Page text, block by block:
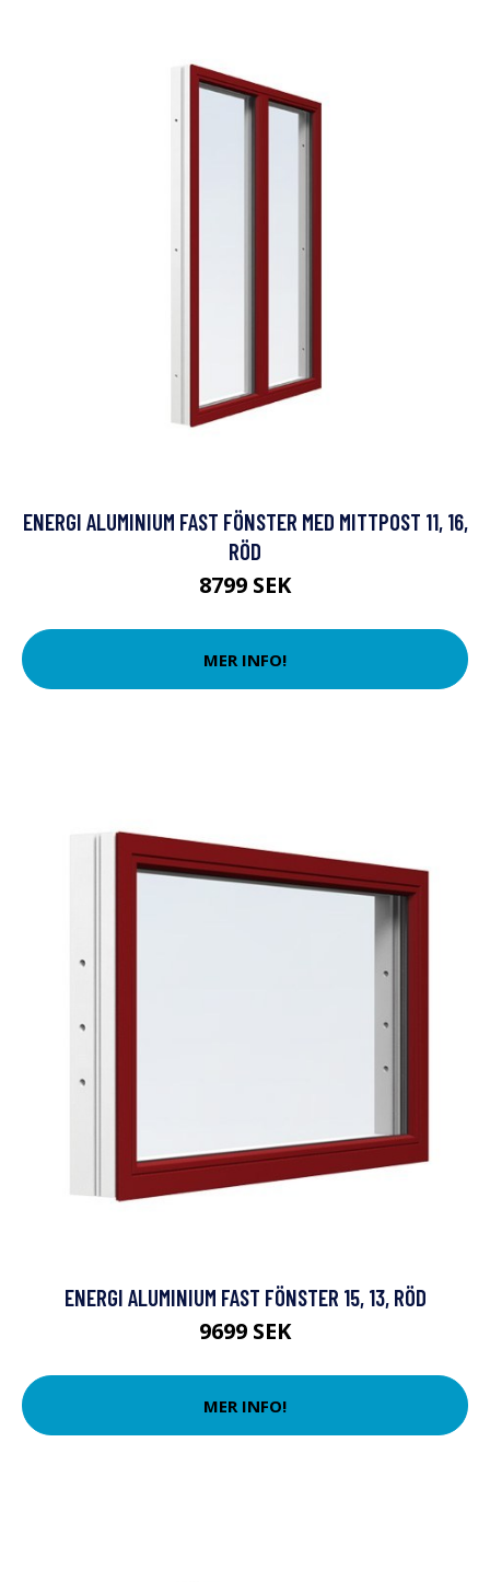
ENERGI ALUMINIUM FAST FÖNSTER MED MITTPOST 11, 16,
RÖD
8799 SEK
MER INFO!
ENERGI ALUMINIUM FAST FÖNSTER 15, 13, RÖD
9699 SEK
MER INFO!